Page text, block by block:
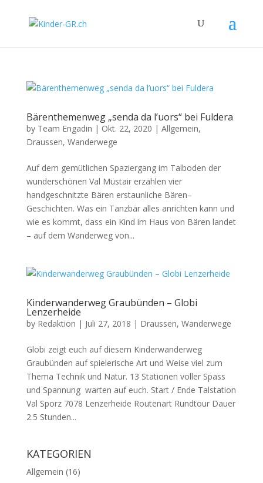
Bärenthemenweg „senda da l’uors“ bei Fuldera
by Team Engadin | Okt. 22, 2020 | Allgemein,
Draussen, Wanderwege
Auf dem gemütlichen Spaziergang im Talboden der
wunderschönen Val Müstair erzählen vier
handgeschnitzte Bären erstaunliche Bären–
Geschichten. Was ein Tanzbär alles anrichten kann und
wie es kommt, dass ein Kind im Haus von Bären landet
– auf dem Wanderweg von...
Kinderwanderweg Graubünden – Globi
Lenzerheide
by Redaktion | Juli 27, 2018 | Draussen, Wanderwege
Globi zeigt euch auf diesem Kinderwanderweg
Graubünden auf spielerische Art und Weise viel zum
Thema Technik und Natur. 13 Stationen voller Spass
und Spannung warten auf euch. Start / Ende Talstation
Val Sporz 7078 Lenzerheide Routenart Rundtour Dauer
2.5 Stunden...
KATEGORIEN
Allgemein (16)